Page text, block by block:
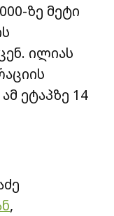
ზე მეტი
ილიას
ეტაპზე 14
,